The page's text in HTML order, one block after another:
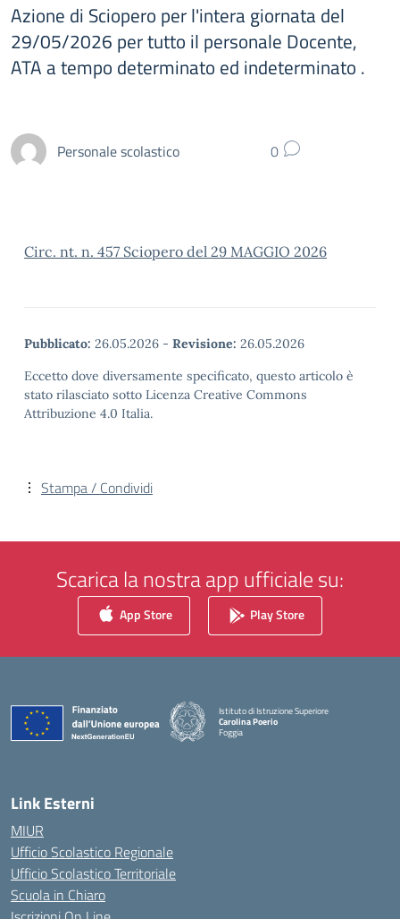
Azione di Sciopero per l'intera giornata del
29/05/2026 per tutto il personale Docente,
ATA a tempo determinato ed indeterminato .
Personale scolastico 0
Circ. nt. n. 457 Sciopero del 29 MAGGIO 2026
Pubblicato: 26.05.2026 - Revisione: 26.05.2026
Eccetto dove diversamente specificato, questo articolo è
stato rilasciato sotto Licenza Creative Commons
Attribuzione 4.0 Italia.
Stampa / Condividi
Scarica la nostra app ufficiale su:
App Store Play Store
Istituto di Istruzione Superiore
Carolina Poerio
Foggia
— Visita la pagina iniziale della scuola
Link Esterni
MIUR
Ufficio Scolastico Regionale
Ufficio Scolastico Territoriale
Scuola in Chiaro